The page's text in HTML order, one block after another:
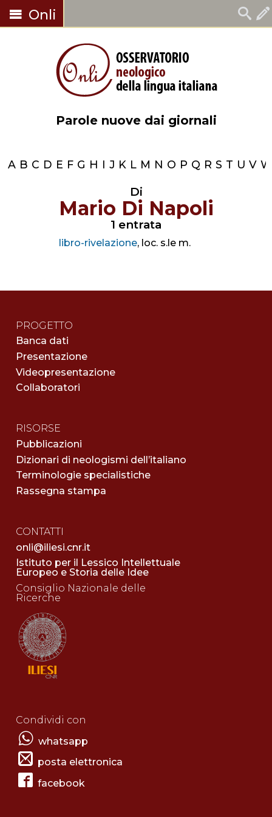
Onli
Parole nuove dai giornali
A B C D E F G H I J K L M N O P Q R S T U V W
Di
Mario Di Napoli
1 entrata
libro-rivelazione, loc. s.le m.
PROGETTO
Banca dati
Presentazione
Videopresentazione
Collaboratori
RISORSE
Pubblicazioni
Dizionari di neologismi dell’italiano
Terminologie specialistiche
Rassegna stampa
CONTATTI
onli@iliesi.cnr.it
Istituto per il Lessico Intellettuale
Europeo e Storia delle Idee
Consiglio Nazionale delle
Ricerche
Condividi con
whatsapp
posta elettronica
facebook